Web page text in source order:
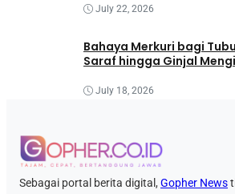
July 22, 2026
Bahaya Merkuri bagi
Saraf hingga Ginjal
July 18, 2026
Sebagai portal berita digital, Gopher News